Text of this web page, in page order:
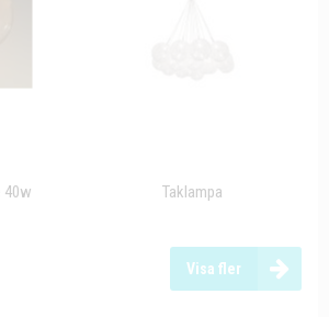
40w Taklampa
Visa fler